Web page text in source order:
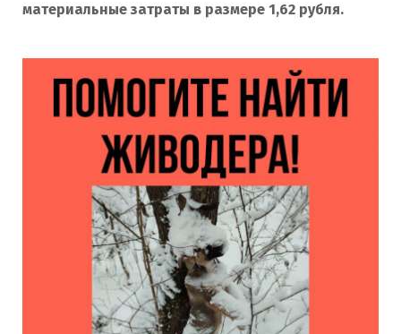
материальные затраты в размере 1,62 рубля.